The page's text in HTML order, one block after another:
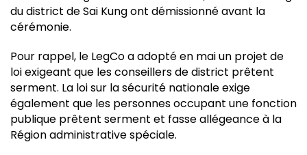
du district de Sai Kung ont démissionné avant la
cérémonie.
Pour rappel, le LegCo a adopté en mai un projet de
loi exigeant que les conseillers de district prêtent
serment. La loi sur la sécurité nationale exige
également que les personnes occupant une fonction
publique prêtent serment et fasse allégeance à la
Région administrative spéciale.